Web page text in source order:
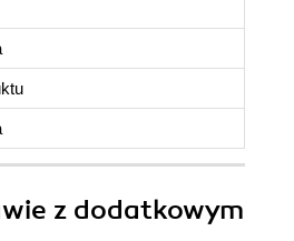
z dodatkowym